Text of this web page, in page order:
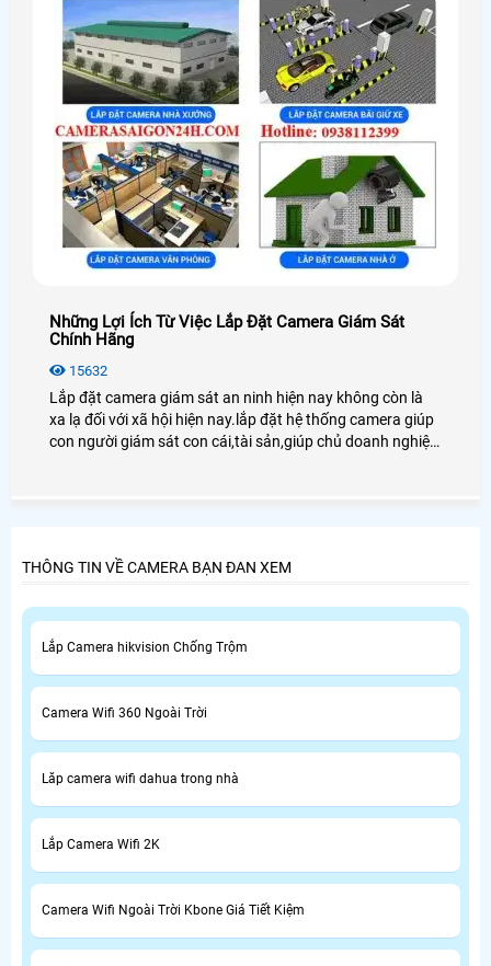
Những Lợi Ích Từ Việc Lắp Đặt Camera Giám Sát
Chính Hãng
15632
Lắp đặt camera giám sát an ninh hiện nay không còn là
xa lạ đối với xã hội hiện nay.lắp đặt hệ thống camera giúp
con người giám sát con cái,tài sản,giúp chủ doanh nghiệp
THÔNG TIN VỀ CAMERA BẠN ĐAN XEM
Lắp Camera hikvision Chống Trộm
Camera Wifi 360 Ngoài Trời
Lăp camera wifi dahua trong nhà
Lắp Camera Wifi 2K
Camera Wifi Ngoài Trời Kbone Giá Tiết Kiệm